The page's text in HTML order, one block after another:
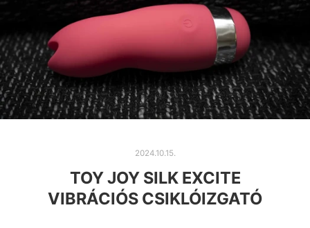
2024.10.15.
TOY JOY SILK EXCITE
VIBRÁCIÓS CSIKLÓIZGATÓ